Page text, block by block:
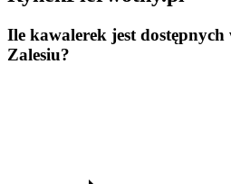
Ile kawalerek jest dostępnych
Zalesiu?